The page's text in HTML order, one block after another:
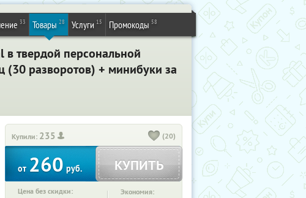
33 Товары 28 Услуги 15 Промокоды 58
твердой персональной
(30 разворотов) + минибуки за
Купили: 235 (20)
от260руб. КУПИТЬ
Цена без скидки: Экономия: